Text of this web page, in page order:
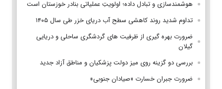
هوشمندسازی و تبادل داده؛ اولویتِ عملیاتی بنادر خوزستان است
تداوم شدید روند کاهشی سطح آب دریای خزر طی سال ۱۴۰۵
ضرورت بهره گیری از ظرفیت های گردشگری ساحلی و دریایی
گیلان
بررسی دو گزینه روی میز دولت پزشکیان و مناطق آزاد جدید
ضرورت جبران خسارت «صیادان جنوبی»